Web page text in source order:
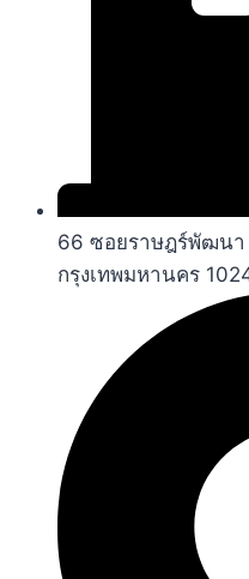
66 ซอยราษฎร์พัฒนา
กรุงเทพมหานคร